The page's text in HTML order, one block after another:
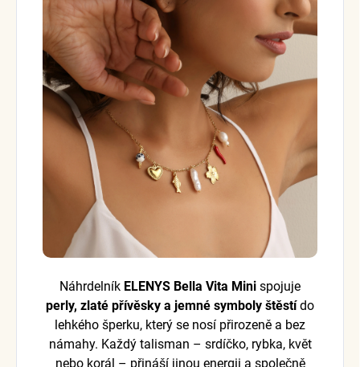
Náhrdelník ELENYS Bella Vita Mini spojuje
perly, zlaté přívěsky a jemné symboly štěstído
lehkého šperku, který se nosí přirozeně a bez
námahy. Každý talisman – srdíčko, rybka, květ
nebo korál – přináší jinou energii a společně